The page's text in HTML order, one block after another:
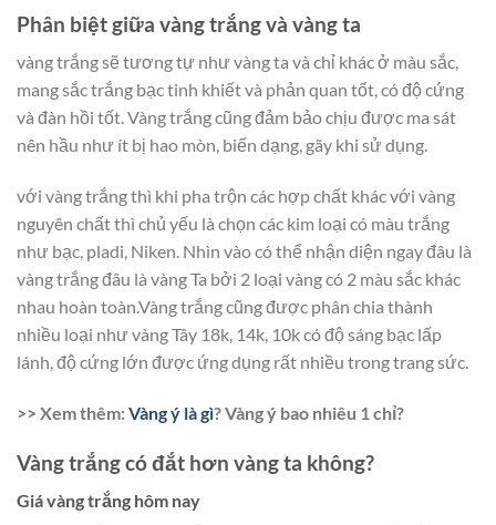
Phân biệt giữa vàng trắng và vàng ta
vàng trắng sẽ tương tự như vàng ta và chỉ khác ở màu sắc,
mang sắc trắng bạc tinh khiết và phản quan tốt, có độ cứng
và đàn hồi tốt. Vàng trắng cũng đảm bảo chịu được ma sát
nên hầu như ít bị hao mòn, biến dạng, gãy khi sử dụng.
với vàng trắng thì khi pha trộn các hợp chất khác với vàng
nguyên chất thì chủ yếu là chọn các kim loại có màu trắng
như bạc, pladi, Niken. Nhìn vào có thể nhận diện ngay đâu là
vàng trắng đâu là vàng Ta bởi 2 loại vàng có 2 màu sắc khác
nhau hoàn toàn.Vàng trắng cũng được phân chia thành
nhiều loại như vàng Tây 18k, 14k, 10k có độ sáng bạc lấp
lánh, độ cứng lớn được ứng dụng rất nhiều trong trang sức.
>> Xem thêm:Vàng ý là gì? Vàng ý bao nhiêu 1 chỉ?
Vàng trắng có đắt hơn vàng ta không?
Giá vàng trắng hôm nay